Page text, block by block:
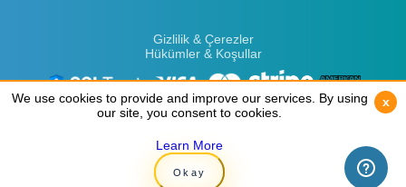
Gizlilik & Çerezler
Hükümler & Koşullar
Copyright © 2019 Rent 'n Connect
We use cookies to provide and improve our services. By using
our site, you consent to cookies.
Learn More
Okay
x
We use cookies to provide and improve our services. By using
our site, you consent to cookies.
Learn More
Okay
x